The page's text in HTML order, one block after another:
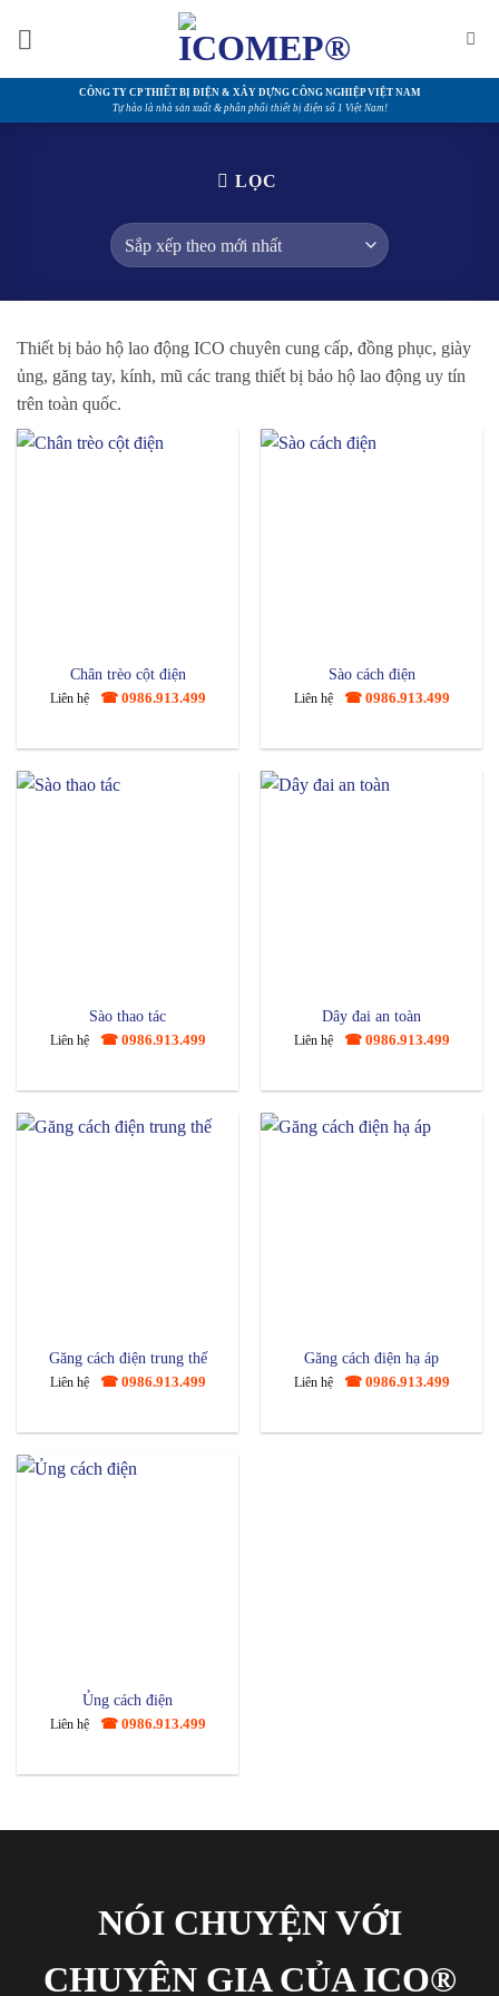
CÔNG TY CP THIẾT BỊ ĐIỆN & XÂY DỰNG CÔNG NGHIỆP VIỆT NAM
Tự hào là nhà sản xuất & phân phối thiết bị điện số 1 Việt Nam!
LỌC
Thiết bị bảo hộ lao động ICO chuyên cung cấp, đồng phục, giày
ủng, găng tay, kính, mũ các trang thiết bị bảo hộ lao động uy tín
trên toàn quốc.
Chân trèo cột điện
Liên hệ ☎ 0986.913.499
Sào cách điện
Liên hệ ☎ 0986.913.499
Sào thao tác
Liên hệ ☎ 0986.913.499
Dây đai an toàn
Liên hệ ☎ 0986.913.499
Găng cách điện trung thế
Liên hệ ☎ 0986.913.499
Găng cách điện hạ áp
Liên hệ ☎ 0986.913.499
Ủng cách điện
Liên hệ ☎ 0986.913.499
NÓI CHUYỆN VỚI
CHUYÊN GIA CỦA ICO®